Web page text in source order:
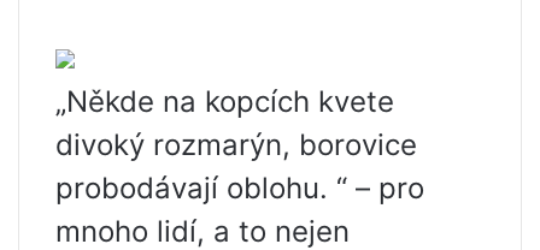
„Někde na kopcích kvete
divoký rozmarýn, borovice
probodávají oblohu. “ – pro
mnoho lidí, a to nejen